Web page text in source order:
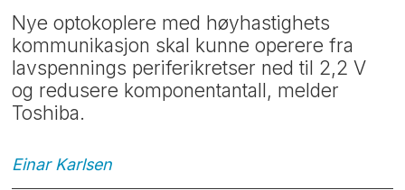
Nye optokoplere med høyhastighets
kommunikasjon skal kunne operere fra
lavspennings periferikretser ned til 2,2 V
og redusere komponentantall, melder
Toshiba.
Einar Karlsen